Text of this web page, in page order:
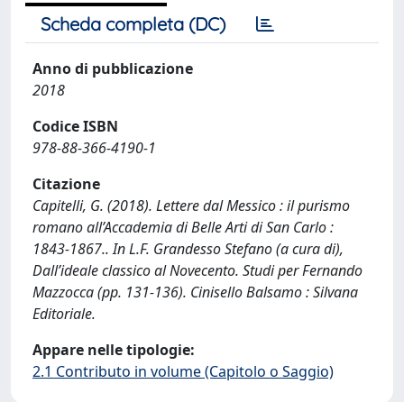
Scheda completa (DC)
Anno di pubblicazione
2018
Codice ISBN
978-88-366-4190-1
Citazione
Capitelli, G. (2018). Lettere dal Messico : il purismo
romano all’Accademia di Belle Arti di San Carlo :
1843-1867.. In L.F. Grandesso Stefano (a cura di),
Dall’ideale classico al Novecento. Studi per Fernando
Mazzocca (pp. 131-136). Cinisello Balsamo : Silvana
Editoriale.
Appare nelle tipologie:
2.1 Contributo in volume (Capitolo o Saggio)